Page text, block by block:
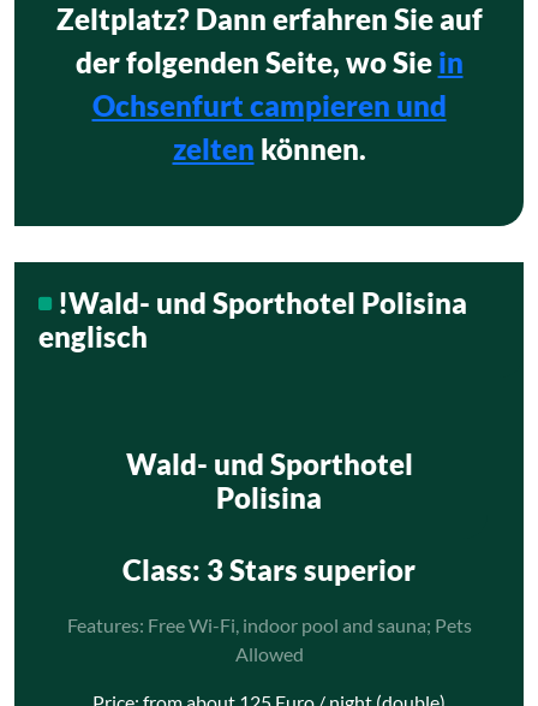
Zeltplatz? Dann erfahren Sie auf
der folgenden Seite, wo Sie in
Ochsenfurt campieren und
zelten können.
!Wald- und Sporthotel Polisina
englisch
Wald- und Sporthotel
Polisina
Class: 3 Stars superior
Features: Free Wi-Fi, indoor pool and sauna; Pets
Allowed